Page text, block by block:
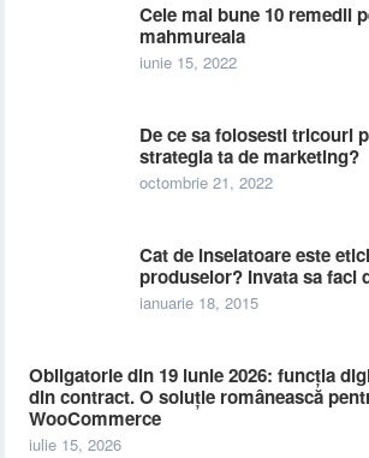
Cele mai bune 10 remedii
mahmureala
iunie 15, 2022
De ce sa folosesti tricouri
strategia ta de marketing?
octombrie 21, 2022
Cat de inselatoare este
produselor? Invata sa faci
ianuarie 18, 2015
Obligatorie din 19 iunie 2026: funcția
din contract. O soluție românească
WooCommerce
iulie 15, 2026